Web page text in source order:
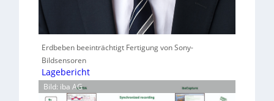
Erdbeben beeinträchtigt Fertigung von Sony-
Bildsensoren
Lagebericht
Bild: iba AG